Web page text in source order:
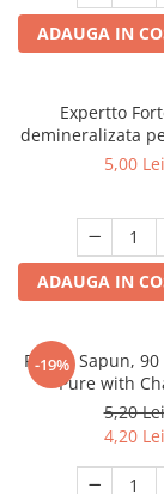
Odorizanți WC
Hârtie igienică
Detergenți
Covoare și
Mobilier
Inox
Dezinfectanți
Detergenți
Lemn și parchet
Gresie, piatră și
Universal
Stick
Roll-on
Apă de gură
Pastă de dinți
Produse pentru
After Shave
Cremă de ras
Gel de ras
Spumă de ras
Produse pentru
Apă micelară
Demachiant
Șervețele
Îngrijire bebeluși
ADAUGA IN
Expertto
demineralizata
de calcat, 1
5,00 Lei
ADAUGA IN
-19%
Protex Sapun,
Pure with
5,20 Lei
4,20 Lei